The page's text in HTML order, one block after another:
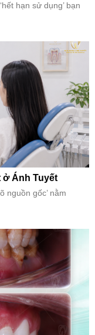
hạn sử dụng’ bạn
ở Ánh Tuyết
nguồn gốc’ nằm